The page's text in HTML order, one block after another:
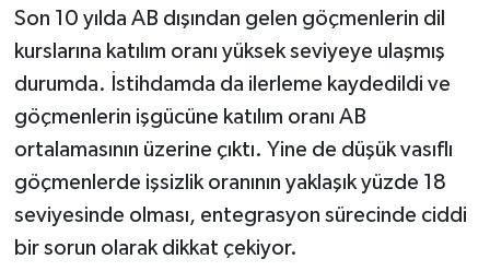
Son 10 yılda AB dışından gelen göçmenlerin dil
kurslarına katılım oranı yüksek seviyeye ulaşmış
durumda. İstihdamda da ilerleme kaydedildi ve
göçmenlerin işgücüne katılım oranı AB
ortalamasının üzerine çıktı. Yine de düşük vasıflı
göçmenlerde işsizlik oranının yaklaşık yüzde 18
seviyesinde olması, entegrasyon sürecinde ciddi
bir sorun olarak dikkat çekiyor.